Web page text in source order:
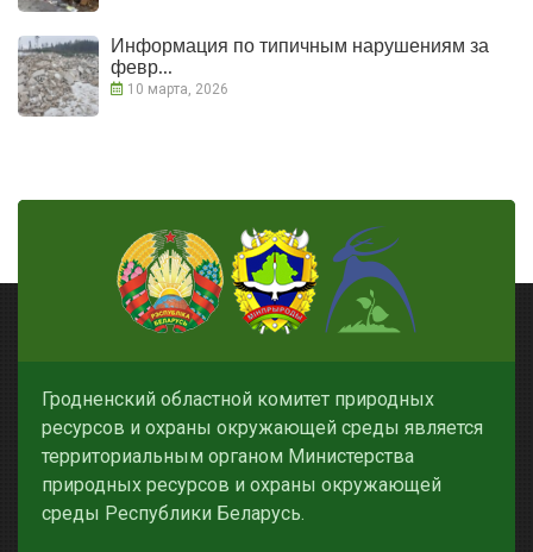
Информация по типичным нарушениям за
февр...
10 марта, 2026
Гродненский областной комитет природных
ресурсов и охраны окружающей среды является
территориальным органом Министерства
природных ресурсов и охраны окружающей
среды Республики Беларусь.